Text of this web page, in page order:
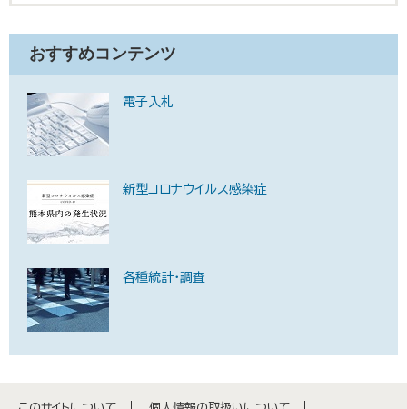
おすすめコンテンツ
電子入札
新型コロナウイルス感染症
各種統計・調査